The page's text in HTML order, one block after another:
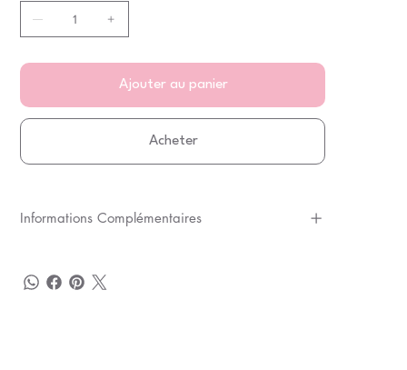
Ajouter au panier
Acheter
Informations Complémentaires